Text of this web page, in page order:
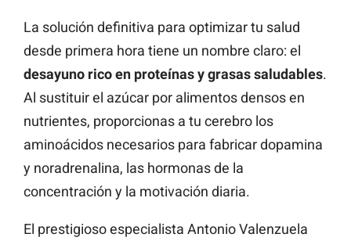
La solución definitiva para optimizar tu salud
desde primera hora tiene un nombre claro: el
desayuno rico en proteínas y grasas saludables.
Al sustituir el azúcar por alimentos densos en
nutrientes, proporcionas a tu cerebro los
aminoácidos necesarios para fabricar dopamina
y noradrenalina, las hormonas de la
concentración y la motivación diaria.
El prestigioso especialista Antonio Valenzuela